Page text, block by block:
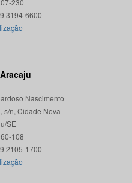
230
Nascimento
s/n, Cidade Nova
SE
108